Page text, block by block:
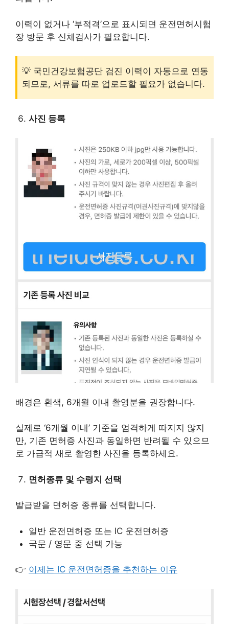
이력이 없거나 ‘부적격’으로 표시되면 운전면허시험
장 방문 후 신체검사가 필요합니다.
💡 국민건강보험공단 검진 이력이 자동으로 연동
되므로, 서류를 따로 업로드할 필요가 없습니다.
사진 등록
배경은 흰색, 6개월 이내 촬영분을 권장합니다.
실제로 ‘6개월 이내’ 기준을 엄격하게 따지지 않지
만, 기존 면허증 사진과 동일하면 반려될 수 있으므
로 가급적 새로 촬영한 사진을 등록하세요.
면허종류 및 수령지 선택
발급받을 면허증 종류를 선택합니다.
일반 운전면허증 또는 IC 운전면허증
국문 / 영문 중 선택 가능
👉 이제는 IC 운전면허증을 추천하는 이유